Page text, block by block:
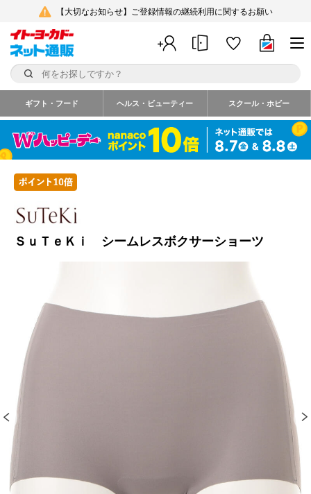
【大切なお知らせ】ご登録情報の継続利用に関するお願い
ギフト・フード ヘルス・ビューティー スクール・ホビー
ＳｕＴｅＫｉ シームレスボクサーショーツ